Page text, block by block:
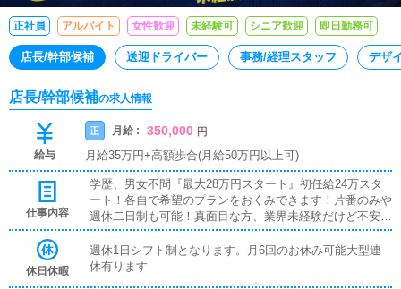
正社員 アルバイト 女性歓迎 未経験可 シニア歓迎 即日勤務可
店長/幹部候補 送迎ドライバー 事務/経理スタッフ デザ
店長/幹部候補の求人情報
給与
正 月給 : 350,000 円
月給35万円+高額歩合(月給50万円以上可)
仕事内容
学歴、男女不問『最大28万円スタート』初任給24万スタ
ート！各自で希望のプランをおくみできます！片番のみや
週休二日制も可能！真面目な方、業界未経験だけど不安だ
と思っているあなた！アットホームなJJで一緒にお仕事
してみませんか？また「レジャー産業のノウハウを学びた
い！」「独立願望がある！」「大きな夢がある！」「自分
休日休暇
週休1日シフト制となります。月6回のお休み可能大型連
休有ります